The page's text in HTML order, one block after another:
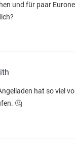
und für paar
hat so viel
🤔